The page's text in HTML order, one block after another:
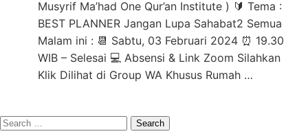
Musyrif Ma’had One Qur’an Institute ) 🔰 Tema :
BEST PLANNER Jangan Lupa Sahabat2 Semua
Malam ini : 📆 Sabtu, 03 Februari 2024 ⏰ 19.30
WIB – Selesai 💻 Absensi & Link Zoom Silahkan
Klik Dilihat di Group WA Khusus Rumah …
Search